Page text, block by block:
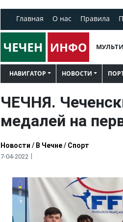
Главная О нас Правила
НАВИГАТОР НОВОСТИ
ЧЕЧНЯ.
медалей на
Новости / В Чечне/ Спорт
7-04-2022